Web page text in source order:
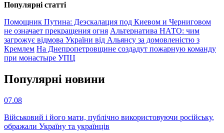
Популярнi статтi
Помощник Путина: Деэскалация под Киевом и Черниговом
не означает прекращения огня Альтернатива НАТО: чим
загрожує відмова України від Альянсу за домовленістю з
Кремлем На Днепропетровщине создадут пожарную команду
при монастыре УПЦ
Популярнi новини
07.08
Військовий і його мати, публічно використовуючи російську,
ображали Україну та українців